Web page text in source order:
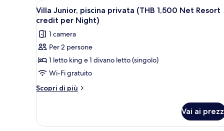
1,500
Net
Resort
credit
per
Night)
privata,
vista
giardino
(THB
1,500
Resort
credit
Night)
Apri
tutte
le
foto
per
Villa
Junior,
piscina
1,500
Minibar, cassaforte in
5
Villa Junior, piscina privata (THB 1,500 Net Resort
credit per Night)
1 camera
Per 2 persone
1 letto king e 1 divano letto (singolo)
Wi-Fi gratuito
Scopri di più
Altri
Junior,
Vai ai